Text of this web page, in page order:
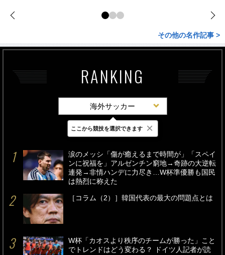
その他の名作記事 >
RANKING
海外サッカー
最新 24時間 週間
涙のメッシ「傷が癒えるまで時間が」「スペイ
ンに祝福を」アルゼンチン窮地→奇跡の大逆転
連発→非情ハンデに力尽き…W杯準優勝も国民
は熱烈に称えた
［コラム（2）］韓国代表の最大の問題点とは
W杯「カオスより秩序のチームが勝った」こと
でトレンドはどう変わる？ ドイツ人記者が読
ここから競技を選択できます ×